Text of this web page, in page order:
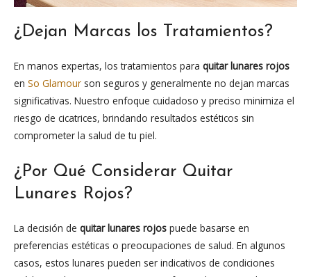
¿Dejan Marcas los Tratamientos?
En manos expertas, los tratamientos para quitar lunares rojos
en So Glamour son seguros y generalmente no dejan marcas
significativas. Nuestro enfoque cuidadoso y preciso minimiza el
riesgo de cicatrices, brindando resultados estéticos sin
comprometer la salud de tu piel.
¿Por Qué Considerar Quitar
Lunares Rojos?
La decisión de quitar lunares rojos puede basarse en
preferencias estéticas o preocupaciones de salud. En algunos
casos, estos lunares pueden ser indicativos de condiciones